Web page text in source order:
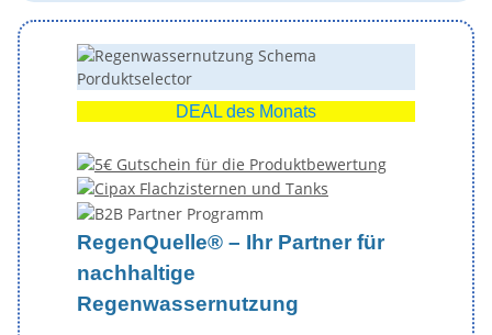
DEAL des Monats
RegenQuelle® – Ihr Partner für
nachhaltige
Regenwassernutzung